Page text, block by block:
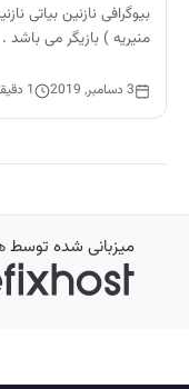
منیریه ) بازیگر می باشد .
3 دسامبر, 2019 1 دقیقه مطالعه
میزبانی شده توسط